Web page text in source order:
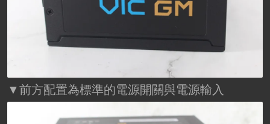
▼前方配置為標準的電源開關與電源輸入